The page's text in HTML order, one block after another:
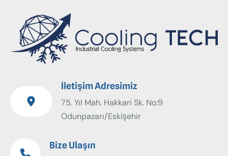
İletişim Adresimiz
75. Yıl Mah. Hakkari Sk. No:9
Odunpazarı/Eskişehir
Bize Ulaşın